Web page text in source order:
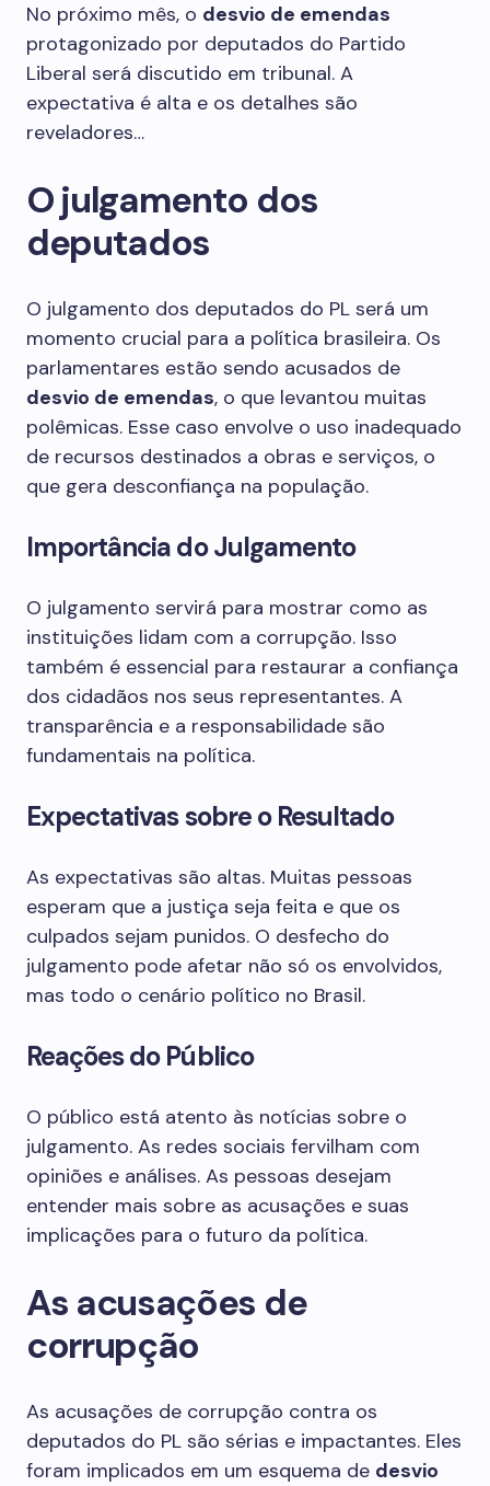
No próximo mês, o desvio de emendas
protagonizado por deputados do Partido
Liberal será discutido em tribunal. A
expectativa é alta e os detalhes são
reveladores…
O julgamento dos
deputados
O julgamento dos deputados do PL será um
momento crucial para a política brasileira. Os
parlamentares estão sendo acusados de
desvio de emendas, o que levantou muitas
polêmicas. Esse caso envolve o uso inadequado
de recursos destinados a obras e serviços, o
que gera desconfiança na população.
Importância do Julgamento
O julgamento servirá para mostrar como as
instituições lidam com a corrupção. Isso
também é essencial para restaurar a confiança
dos cidadãos nos seus representantes. A
transparência e a responsabilidade são
fundamentais na política.
Expectativas sobre o Resultado
As expectativas são altas. Muitas pessoas
esperam que a justiça seja feita e que os
culpados sejam punidos. O desfecho do
julgamento pode afetar não só os envolvidos,
mas todo o cenário político no Brasil.
Reações do Público
O público está atento às notícias sobre o
julgamento. As redes sociais fervilham com
opiniões e análises. As pessoas desejam
entender mais sobre as acusações e suas
implicações para o futuro da política.
As acusações de
corrupção
As acusações de corrupção contra os
deputados do PL são sérias e impactantes. Eles
foram implicados em um esquema de desvio